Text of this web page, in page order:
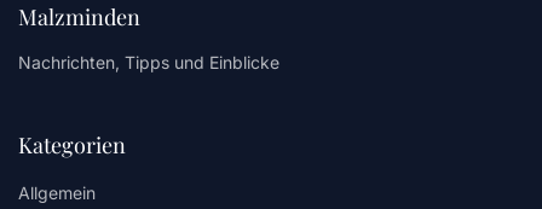
Malzminden
Nachrichten, Tipps und Einblicke
Kategorien
Allgemein